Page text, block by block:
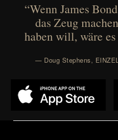
“Wenn James
das Zeug
haben will, wäre
— Doug Stephens,